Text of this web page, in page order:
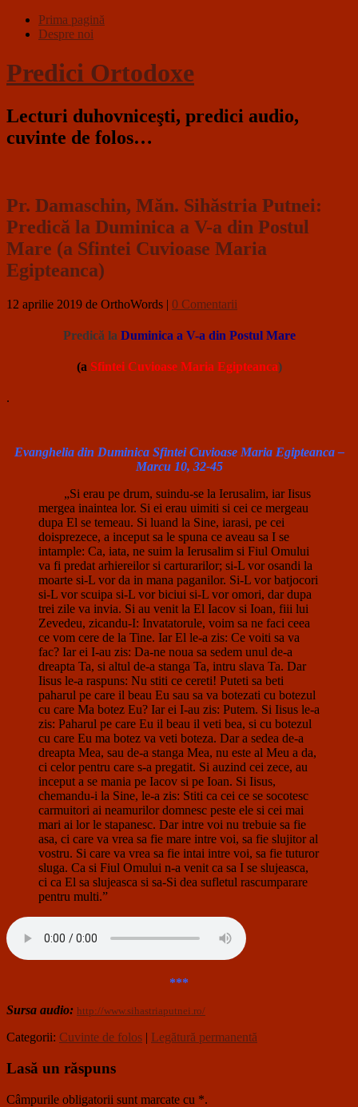
Prima pagină
Despre noi
Predici Ortodoxe
Lecturi duhovniceşti, predici audio,
cuvinte de folos…
Pr. Damaschin, Măn. Sihăstria Putnei:
Predică la Duminica a V-a din Postul
Mare (a Sfintei Cuvioase Maria
Egipteanca)
12 aprilie 2019 de OrthoWords | 0 Comentarii
Predică la Duminica a V-a din Postul Mare
(a Sfintei Cuvioase Maria Egipteanca)
.
Evanghelia din Duminica Sfintei Cuvioase Maria Egipteanca –
Marcu 10, 32-45
„Si erau pe drum, suindu-se la Ierusalim, iar Iisus
mergea inaintea lor. Si ei erau uimiti si cei ce mergeau
dupa El se temeau. Si luand la Sine, iarasi, pe cei
doisprezece, a inceput sa le spuna ce aveau sa I se
intample: Ca, iata, ne suim la Ierusalim si Fiul Omului
va fi predat arhiereilor si carturarilor; si-L vor osandi la
moarte si-L vor da in mana paganilor. Si-L vor batjocori
si-L vor scuipa si-L vor biciui si-L vor omori, dar dupa
trei zile va invia. Si au venit la El Iacov si Ioan, fiii lui
Zevedeu, zicandu-I: Invatatorule, voim sa ne faci ceea
ce vom cere de la Tine. Iar El le-a zis: Ce voiti sa va
fac? Iar ei I-au zis: Da-ne noua sa sedem unul de-a
dreapta Ta, si altul de-a stanga Ta, intru slava Ta. Dar
Iisus le-a raspuns: Nu stiti ce cereti! Puteti sa beti
paharul pe care il beau Eu sau sa va botezati cu botezul
cu care Ma botez Eu? Iar ei I-au zis: Putem. Si Iisus le-a
zis: Paharul pe care Eu il beau il veti bea, si cu botezul
cu care Eu ma botez va veti boteza. Dar a sedea de-a
dreapta Mea, sau de-a stanga Mea, nu este al Meu a da,
ci celor pentru care s-a pregatit. Si auzind cei zece, au
inceput a se mania pe Iacov si pe Ioan. Si Iisus,
chemandu-i la Sine, le-a zis: Stiti ca cei ce se socotesc
carmuitori ai neamurilor domnesc peste ele si cei mai
mari ai lor le stapanesc. Dar intre voi nu trebuie sa fie
asa, ci care va vrea sa fie mare intre voi, sa fie slujitor al
vostru. Si care va vrea sa fie intai intre voi, sa fie tuturor
sluga. Ca si Fiul Omului n-a venit ca sa I se slujeasca,
ci ca El sa slujeasca si sa-Si dea sufletul rascumparare
pentru multi.”
***
Sursa audio: http://www.sihastriaputnei.ro/
Categorii: Cuvinte de folos | Legătură permanentă
Lasă un răspuns
Câmpurile obligatorii sunt marcate cu *.